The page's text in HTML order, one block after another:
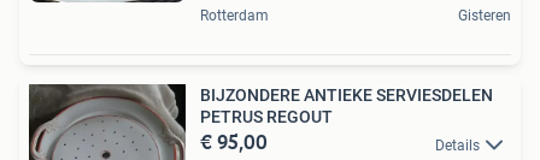
Rotterdam Gisteren
BIJZONDERE ANTIEKE SERVIESDELEN
PETRUS REGOUT
€ 95,00 Details